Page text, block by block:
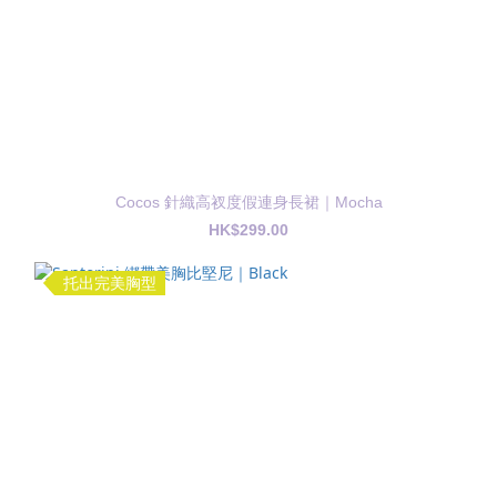
Cocos 針織高衩度假連身長裙｜Mocha
HK$299.00
托出完美胸型